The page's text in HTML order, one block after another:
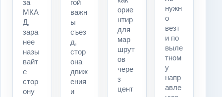
за
МКА
Д,
зара
нее
назы
вайт
е
стор
ону
гой
важн
ы
съез
д,
стор
она
движ
ения
и
орие
нтир
для
мар
шрут
ов
чере
з
цент
нужн
о
везт
и по
выле
тном
у
напр
авле